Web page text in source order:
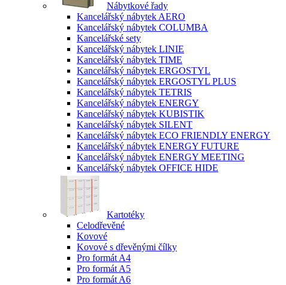
Nábytkové řady
Kancelářský nábytek AERO
Kancelářský nábytek COLUMBA
Kancelářské sety
Kancelářský nábytek LINIE
Kancelářský nábytek TIME
Kancelářský nábytek ERGOSTYL
Kancelářský nábytek ERGOSTYL PLUS
Kancelářský nábytek TETRIS
Kancelářský nábytek ENERGY
Kancelářský nábytek KUBISTIK
Kancelářský nábytek SILENT
Kancelářský nábytek ECO FRIENDLY ENERGY
Kancelářský nábytek ENERGY FUTURE
Kancelářský nábytek ENERGY MEETING
Kancelářský nábytek OFFICE HIDE
Kartotéky
Celodřevěné
Kovové
Kovové s dřevěnými čílky
Pro formát A4
Pro formát A5
Pro formát A6